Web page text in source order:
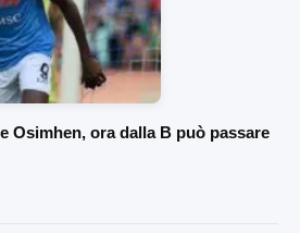
Osimhen, ora dalla B può passare